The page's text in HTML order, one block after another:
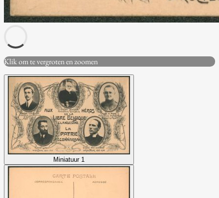
Klik om te vergroten en zoomen
Miniatuur 1